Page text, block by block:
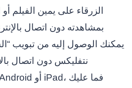
الزرقاء على يمين الفيلم
بمشاهدته دون اتصال
يمكنك الوصول إليه من تبويب
نتفليكس دون اتصال